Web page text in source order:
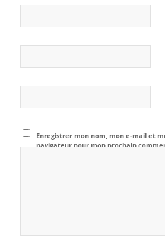
Enregistrer mon nom, mon e-mail et
navigateur pour mon prochain